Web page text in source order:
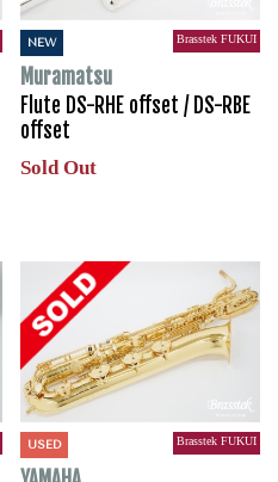
NEW Brasstek FUKUI
Muramatsu
Flute DS-RHE offset / DS-RBE
offset
Sold Out
USED Brasstek FUKUI